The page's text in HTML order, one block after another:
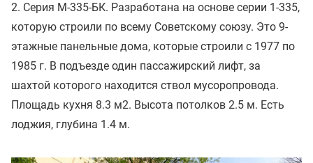
2. Серия М-335-БК. Разработана на основе серии 1-335,
которую строили по всему Советскому союзу. Это 9-
этажные панельные дома, которые строили с 1977 по
1985 г. В подъезде один пассажирский лифт, за
шахтой которого находится ствол мусоропровода.
Площадь кухня 8.3 м2. Высота потолков 2.5 м. Есть
лоджия, глубина 1.4 м.